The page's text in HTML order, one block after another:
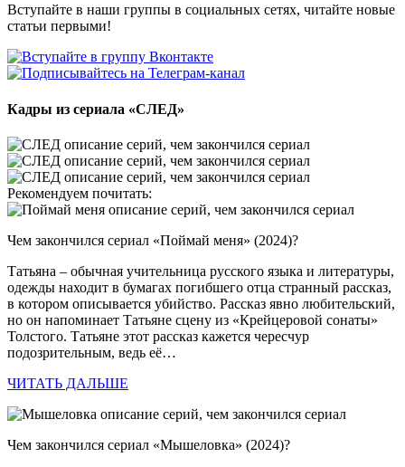
Вступайте в наши группы в социальных сетях, читайте новые
статьи первыми!
Кадры из сериала «СЛЕД»
Рекомендуем почитать:
Чем закончился сериал «Поймай меня» (2024)?
Татьяна – обычная учительница русского языка и литературы,
одежды находит в бумагах погибшего отца странный рассказ,
в котором описывается убийство. Рассказ явно любительский,
но он напоминает Татьяне сцену из «Крейцеровой сонаты»
Толстого. Татьяне этот рассказ кажется чересчур
подозрительным, ведь её…
ЧИТАТЬ ДАЛЬШЕ
Чем закончился сериал «Мышеловка» (2024)?